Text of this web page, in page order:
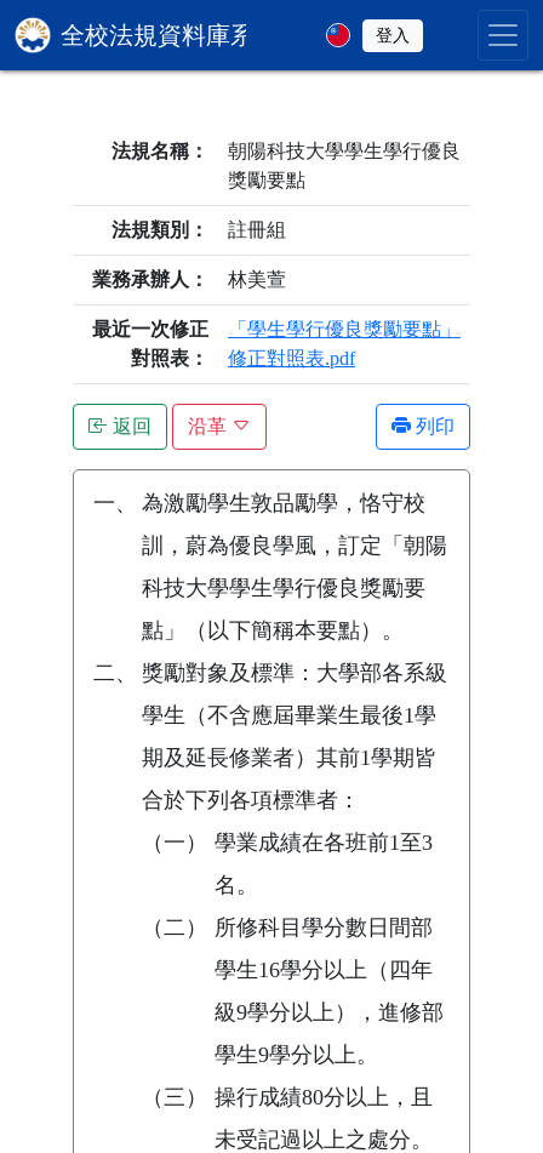
全校法規資料庫系統 登入
法規名稱：
朝陽科技大學學生學行優良
獎勵要點
法規類別： 註冊組
業務承辦人： 林美萱
最近一次修正
對照表：
「學生學行優良獎勵要點」
修正對照表.pdf
返回 沿革 列印
一、
為激勵學生敦品勵學，恪守校
訓，蔚為優良學風，訂定「朝陽
科技大學學生學行優良獎勵要
點」（以下簡稱本要點）。
二、
獎勵對象及標準：大學部各系級
學生（不含應屆畢業生最後1學
期及延長修業者）其前1學期皆
合於下列各項標準者：
（一）
學業成績在各班前1至3
名。
（二）
所修科目學分數日間部
學生16學分以上（四年
級9學分以上），進修部
學生9學分以上。
（三）
操行成績80分以上，且
未受記過以上之處分。